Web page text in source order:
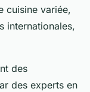
cuisine variée,
internationales,
des
des experts en